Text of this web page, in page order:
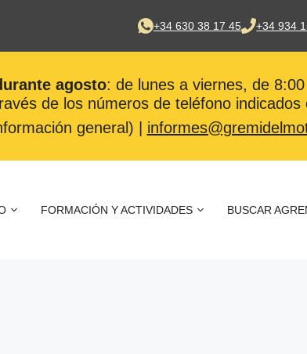
+34 630 38 17 45 +34 934
agosto: de lunes a viernes, de
de los números de teléfono
general) |
FORMACIÓN Y ACTIVIDADES BUSCAR